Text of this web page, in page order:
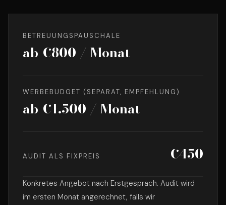
BETREUUNGSPAUSCHALE
ab €800 / Monat
WERBEBUDGET (SEPARAT, EMPFEHLUNG)
ab €1.500 / Monat
AUDIT ALS FIXPREIS €450
Konkretes Angebot nach Erstgespräch. Audit wird
im ersten Monat angerechnet, falls wir